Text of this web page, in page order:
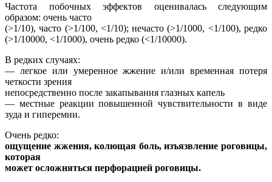
Частота побочных эффектов оценивалась следующим
образом: очень часто
(>1/10), часто (>1/100, <1/10); нечасто (>1/1000, <1/100), редко
(>1/10000, <1/1000), очень редко (<1/10000).
В редких случаях:
— легкое или умеренное жжение и/или временная потеря
четкости зрения
непосредственно после закапывания глазных капель
— местные реакции повышенной чувствительности в виде
зуда и гиперемии.
Очень редко:
ощущение жжения, колющая боль, изъязвление роговицы,
которая
может осложняться перфорацией роговицы.